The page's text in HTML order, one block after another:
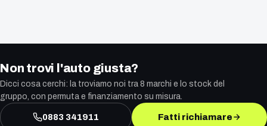
Non trovi l'auto giusta?
Dicci cosa cerchi: la troviamo noi tra 8 marchi e lo stock del
gruppo, con permuta e finanziamento su misura.
0883 341911 Fatti richiamare